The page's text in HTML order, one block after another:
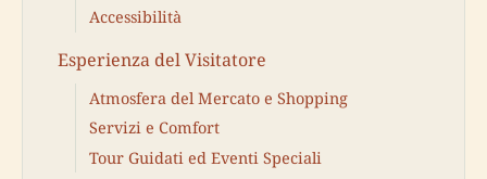
Accessibilità
Esperienza del Visitatore
Atmosfera del Mercato e Shopping
Servizi e Comfort
Tour Guidati ed Eventi Speciali